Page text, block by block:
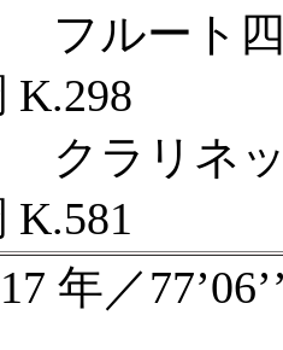
ルート四
K.298
ラリネッ
K.581
年／